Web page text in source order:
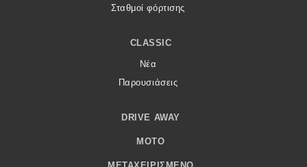
Σταθμοί φόρτισης
CLASSIC
Νέα
Παρουσιάσεις
DRIVE AWAY
MOTO